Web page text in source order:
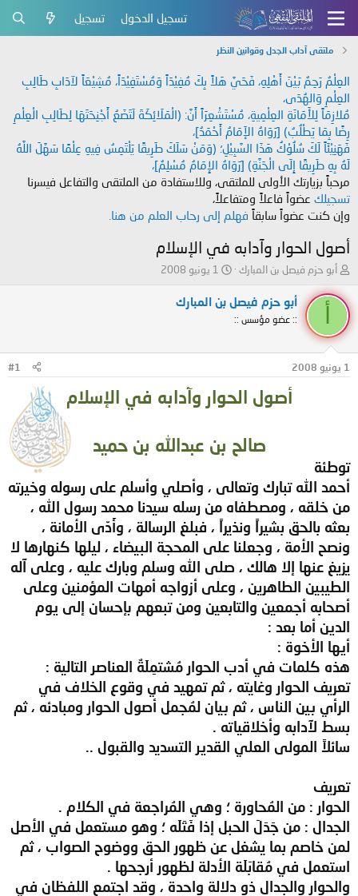
تسجيل الدخول تسجيل
ملتقى آداب الجدل وقوانين النظر
العِلْمُ رَحِمٌ بَيْنَ أَهْلِهِ، فَحَيَّ هَلاً بِكَ مُفِيْدَاً وَمُسْتَفِيْدَاً، مُشِيْعَاً لآدَابِ طَالِبِ
العِلْمِ وَالهُدَى،
مُلازِمَاً لِلأَمَانَةِ العِلْمِيةِ، مُسْتَشْعِرَاً أَنَّ: (الْمَلَائِكَةَ لَتَضَعُ أَجْنِحَتَهَا لِطَالِبِ الْعِلْمِ
رِضًا بِمَا يَطْلُبُ) [رَوَاهُ الإَمَامُ أَحْمَدُ]،
فَهَنِيْئَاً لَكَ سُلُوْكُ هَذَا السَّبِيْلِ؛ (وَمَنْ سَلَكَ طَرِيقًا يَلْتَمِسُ فِيهِ عِلْمًا سَهَّلَ اللَّهُ
لَهُ بِهِ طَرِيقًا إِلَى الْجَنَّةِ) [رَوَاهُ الإِمَامُ مُسْلِمٌ]،
مرحباً بزيارتك الأولى للملتقى، وللاستفادة من الملتقى والتفاعل فيسرنا
تسجيلك عضواً فاعلاً ومتفاعلاً،
وإن كنت عضواً سابقاً فهلم إلى رحاب العلم من هنا.
أصول الحوار وآدابه في الإسلام
ب
د
ل
م
و
أبو حزم فيصل بن المبارك
ر
ي
ل
ء
1 يونيو 2008
أبو حزم فيصل بن المبارك
:: عضو مؤسس ::
1 يونيو 2008 #1
أصول الحوار وآدابه في الإسلام
صالح بن عبدالله بن حميد
توطئة
أحمد الله تبارك وتعالى ، وأصلي وأسلم على رسوله وخيرته
من خلقه ، ومصطفاه من رسله سيدنا محمد رسول الله ،
بعثه بالحق بشيراً ونذيراً ، فبلغ الرسالة ، وأَدّى الأمانة ،
ونصح الأمة ، وجعلنا على المحجة البيضاء ، ليلها كنهارها لا
يزيغ عنها إلا هالك ، صلى الله وسلم وبارك عليه ، وعلى آله
الطيبين الطاهرين ، وعلى أزواجه أمهات المؤمنين وعلى
أصحابه أجمعين والتابعين ومن تبعهم بإحسان إلى يوم
الدين أما بعد :
أيها الأخوة :
هذه كلمات في أدب الحوار مُشتمِلَةٌ العناصر التالية :
تعريف الحوار وغايته ، ثم تمهيد في وقوع الخلاف في
الرأي بين الناس ، ثم بيان لمُجمل أصول الحوار ومبادئه ، ثم
بسط لآدابه وأخلاقياته .
سائلاً المولى العلي القدير التسديد والقبول ..
تعريف
الحوار : من المُحاورة ؛ وهي المُراجعة في الكلام .
الجدال : من جَدَلَ الحبل إذا فَتَلَه ؛ وهو مستعمل في الأصل
لمن خاصم بما يشغل عن ظهور الحق ووضوح الصواب ، ثم
استعمل في مُقابَلَة الأدلة لظهور أرجحها .
والحوار والجدال ذو دلالة واحدة ، وقد اجتمع اللفظان في